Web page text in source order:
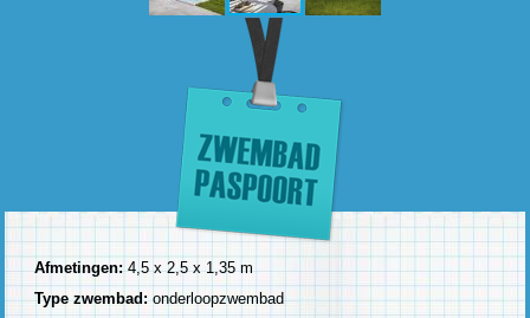
Afmetingen:4,5 x 2,5 x 1,35 m
Type zwembad:onderloopzwembad